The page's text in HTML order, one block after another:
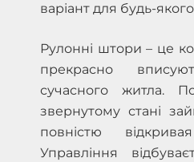
варіант для будь-якого
Рулонні штори – це
прекрасно
сучасного житла.
звернутому стані
повністю
Управління